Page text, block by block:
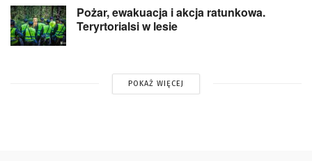
Pożar, ewakuacja i akcja ratunkowa.
Teryrtorialsi w lesie
POKAŻ WIĘCEJ